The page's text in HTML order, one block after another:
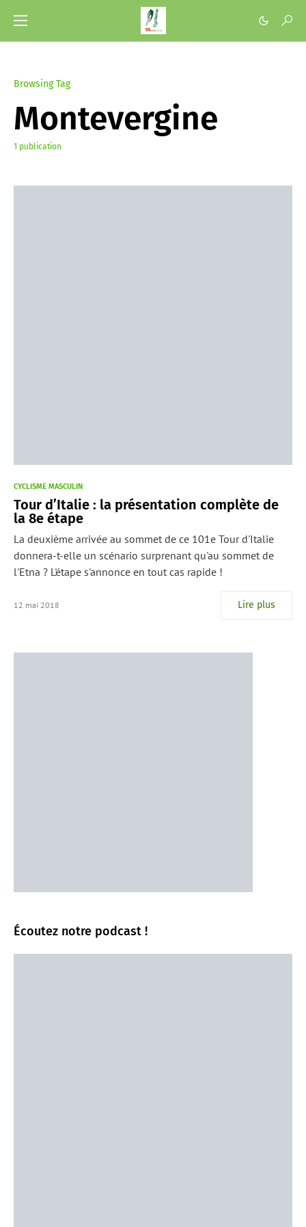
Browsing Tag
Montevergine
1 publication
CYCLISME MASCULIN
Tour d’Italie : la présentation complète de
la 8e étape
La deuxième arrivée au sommet de ce 101e Tour d'Italie
donnera-t-elle un scénario surprenant qu'au sommet de
l'Etna ? L'étape s'annonce en tout cas rapide !
12 mai 2018 Lire plus
Écoutez notre podcast !